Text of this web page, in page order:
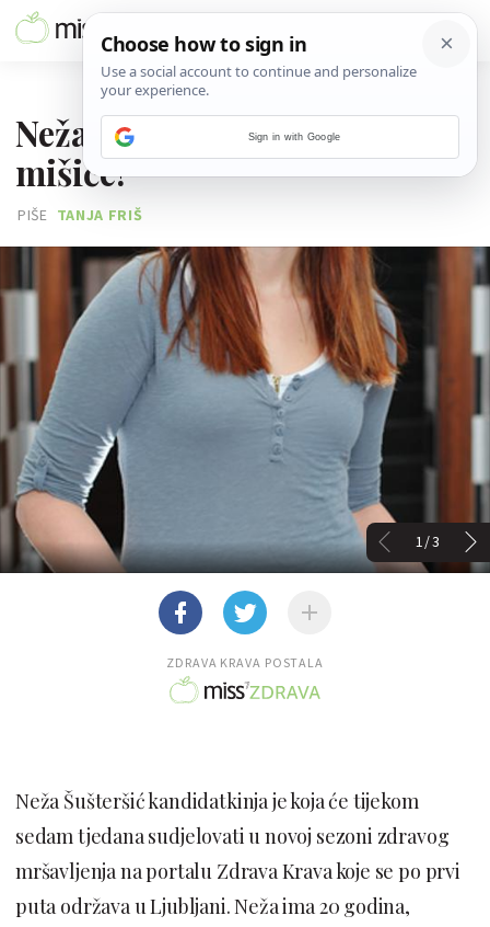
Neža želi tanje bokove i nove
mišiće!
PIŠE TANJA FRIŠ
1/3
ZDRAVA KRAVA POSTALA
Neža Šušteršić kandidatkinja je koja će tijekom
sedam tjedana sudjelovati u novoj sezoni zdravog
mršavljenja na portalu Zdrava Krava koje se po prvi
puta održava u Ljubljani. Neža ima 20 godina,
Sign in with Google